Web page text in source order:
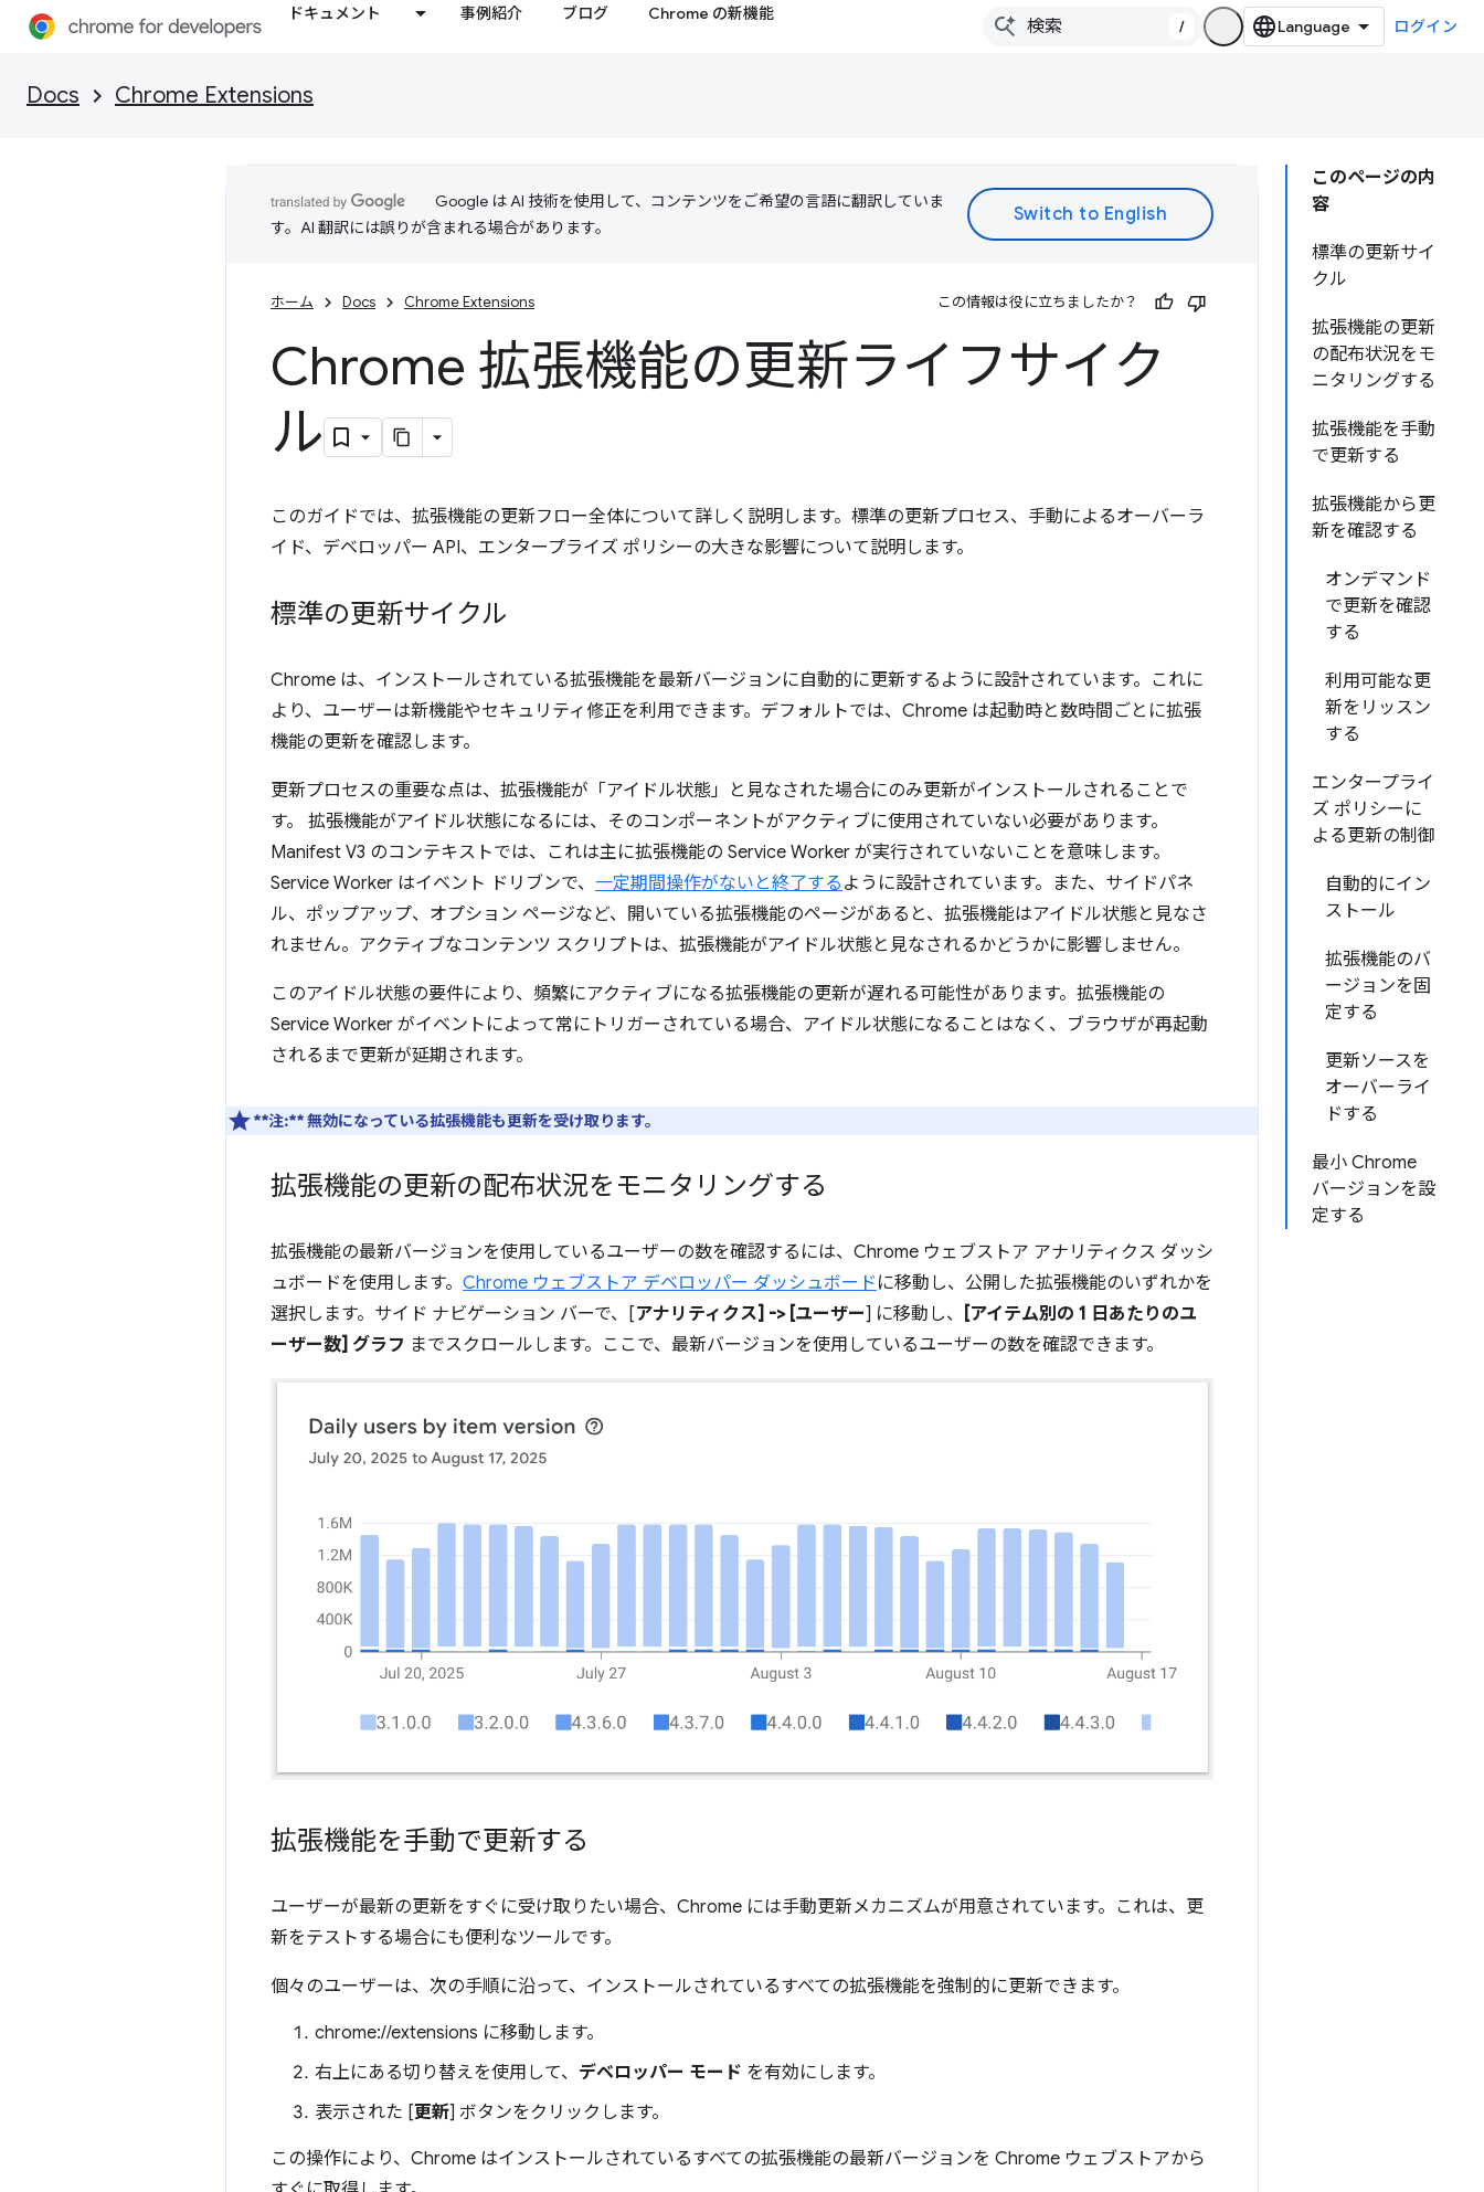
ドキュメント 事例紹介 ブログ Chrome の新機能
/ ログイン
Docs Chrome Extensions
このページの内
容
標準の更新サイ
クル
拡張機能の更新
の配布状況をモ
ニタリングする
拡張機能を手動
で更新する
拡張機能から更
新を確認する
オンデマンド
で更新を確認
する
利用可能な更
新をリッスン
する
エンタープライ
ズ ポリシーに
よる更新の制御
自動的にイン
ストール
拡張機能のバ
ージョンを固
定する
更新ソースを
オーバーライ
ドする
最小 Chrome
バージョンを設
定する
Google は AI 技術を使用して、コンテンツをご希望の言語に翻訳していま
す。AI 翻訳には誤りが含まれる場合があります。
ホーム Docs Chrome Extensions この情報は役に立ちましたか？
Chrome 拡張機能の更新ライフサイク
ル
このガイドでは、拡張機能の更新フロー全体について詳しく説明します。標準の更新プロセス、手動によるオーバーラ
イド、デベロッパー API、エンタープライズ ポリシーの大きな影響について説明します。
標準の更新サイクル
Chrome は、インストールされている拡張機能を最新バージョンに自動的に更新するように設計されています。これに
より、ユーザーは新機能やセキュリティ修正を利用できます。デフォルトでは、Chrome は起動時と数時間ごとに拡張
機能の更新を確認します。
更新プロセスの重要な点は、拡張機能が「アイドル状態」と見なされた場合にのみ更新がインストールされることで
す。 拡張機能がアイドル状態になるには、そのコンポーネントがアクティブに使用されていない必要があります。
Manifest V3 のコンテキストでは、これは主に拡張機能の Service Worker が実行されていないことを意味します。
Service Worker はイベント ドリブンで、 一定期間操作がないと終了する ように設計されています。また、サイドパネ
ル、ポップアップ、オプション ページなど、開いている拡張機能のページがあると、拡張機能はアイドル状態と見なさ
れません。アクティブなコンテンツ スクリプトは、拡張機能がアイドル状態と見なされるかどうかに影響しません。
このアイドル状態の要件により、頻繁にアクティブになる拡張機能の更新が遅れる可能性があります。拡張機能の
Service Worker がイベントによって常にトリガーされている場合、アイドル状態になることはなく、ブラウザが再起動
されるまで更新が延期されます。
**注:**無効になっている拡張機能も更新を受け取ります。
拡張機能の更新の配布状況をモニタリングする
拡張機能の最新バージョンを使用しているユーザーの数を確認するには、Chrome ウェブストア アナリティクス ダッシ
ュボードを使用します。 Chrome ウェブストア デベロッパー ダッシュボード に移動し、公開した拡張機能のいずれかを
選択します。サイド ナビゲーション バーで、[アナリティクス] -> [ユーザー] に移動し、
[アイテム別の 1 日あたりのユ
ーザー数] グラフ までスクロールします。ここで、最新バージョンを使用しているユーザーの数を確認できます。
拡張機能を手動で更新する
ユーザーが最新の更新をすぐに受け取りたい場合、Chrome には手動更新メカニズムが用意されています。これは、更
新をテストする場合にも便利なツールです。
個々のユーザーは、次の手順に沿って、インストールされているすべての拡張機能を強制的に更新できます。
chrome://extensions に移動します。
右上にある切り替えを使用して、 デベロッパー モード を有効にします。
表示された [更新] ボタンをクリックします。
この操作により、Chrome はインストールされているすべての拡張機能の最新バージョンを Chrome ウェブストアから